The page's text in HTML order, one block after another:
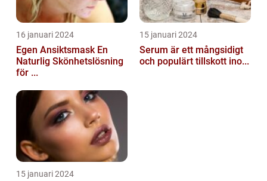
16 januari 2024
Egen Ansiktsmask En
Naturlig Skönhetslösning
för ...
15 januari 2024
Serum är ett mångsidigt
och populärt tillskott ino...
15 januari 2024